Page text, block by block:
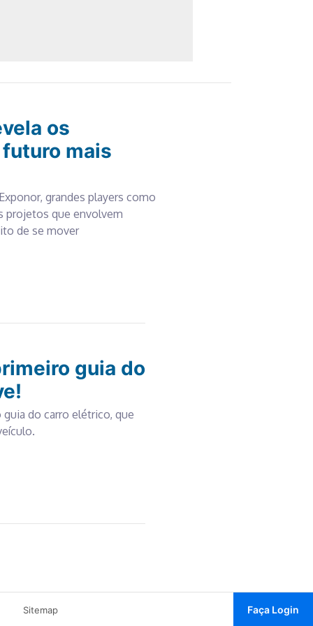
os
mais
grandes players como
projetos que envolvem
de se mover
guia do
do carro elétrico, que
Sitemap Faça Login